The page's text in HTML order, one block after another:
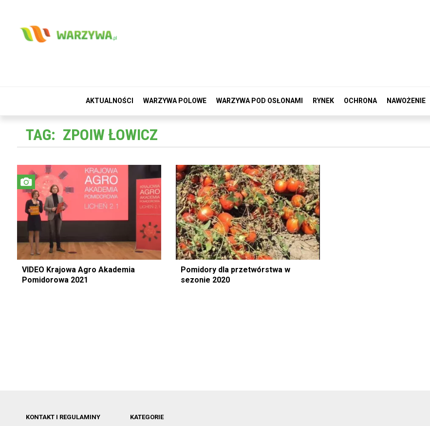
AKTUALNOŚCI WARZYWA POLOWE WARZYWA POD OSŁONAMI RYNEK OCHRONA NAWOŻENIE
TAG: ZPOIW ŁOWICZ
VIDEO Krajowa Agro Akademia
Pomidorowa 2021
Pomidory dla przetwórstwa w
sezonie 2020
KONTAKT I REGULAMINY
KATEGORIE